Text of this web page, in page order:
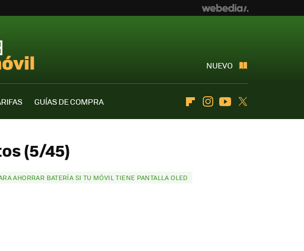
NUEVO
GUÍAS DE COMPRA
FlipboardInstagramYoutube
(5/45)
AHORRAR BATERÍA SI TU MÓVIL TIENE PANTALLA OLED